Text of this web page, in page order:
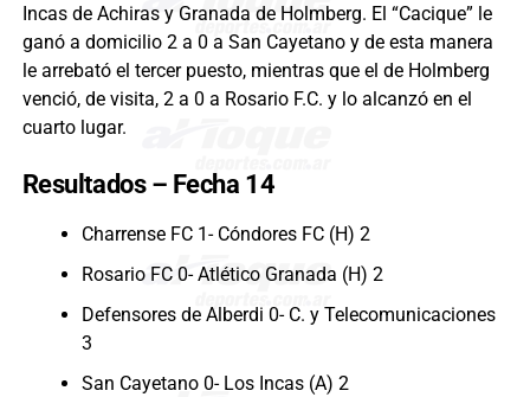
Incas de Achiras y Granada de Holmberg. El “Cacique” le
ganó a domicilio 2 a 0 a San Cayetano y de esta manera
le arrebató el tercer puesto, mientras que el de Holmberg
venció, de visita, 2 a 0 a Rosario F.C. y lo alcanzó en el
cuarto lugar.
Resultados – Fecha 14
Charrense FC 1- Cóndores FC (H) 2
Rosario FC 0- Atlético Granada (H) 2
Defensores de Alberdi 0- C. y Telecomunicaciones
3
San Cayetano 0- Los Incas (A) 2